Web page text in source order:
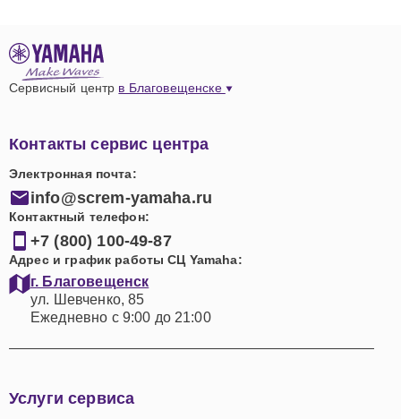
Сервисный центр в Благовещенске
Контакты сервис центра
Электронная почта:
info@screm-yamaha.ru
Контактный телефон:
+7 (800) 100-49-87
Адрес и график работы СЦ Yamaha:
г. Благовещенск
ул. Шевченко, 85
Ежедневно с 9:00 до 21:00
Услуги сервиса